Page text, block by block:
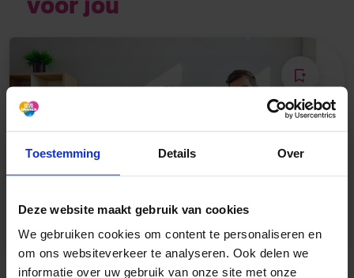
Toestemming Details Over
Deze website maakt gebruik van cookies
We gebruiken cookies om content te personaliseren en
om ons websiteverkeer te analyseren. Ook delen we
informatie over uw gebruik van onze site met onze
voor jou
FEITEN & CIJFERS